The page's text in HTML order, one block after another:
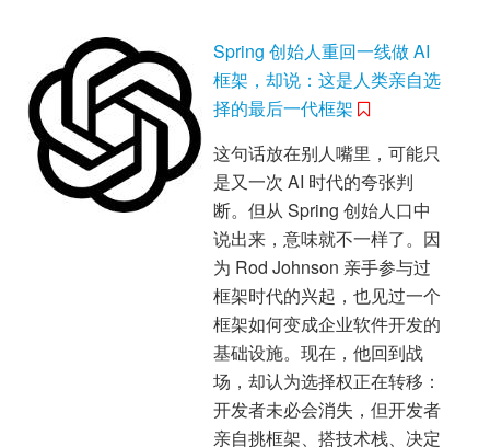
Spring 创始人重回一线做 AI
框架，却说：这是人类亲自选
择的最后一代框架
这句话放在别人嘴里，可能只
是又一次 AI 时代的夸张判
断。但从 Spring 创始人口中
说出来，意味就不一样了。因
为 Rod Johnson 亲手参与过
框架时代的兴起，也见过一个
框架如何变成企业软件开发的
基础设施。现在，他回到战
场，却认为选择权正在转移：
开发者未必会消失，但开发者
亲自挑框架、搭技术栈、决定